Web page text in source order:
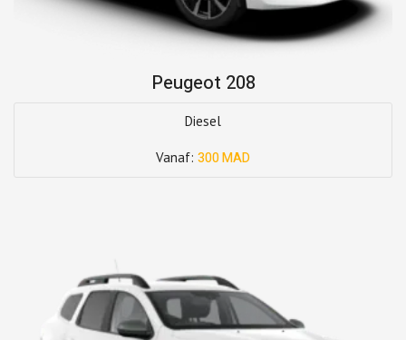
Peugeot 208
Diesel
Vanaf: 300 MAD